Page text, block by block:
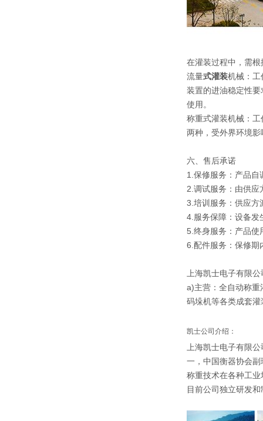
在灌装过程中，需
流量式灌装机械：工
装置的进油稳定性
使用。
称重式灌装机械：
两种，受外界环境
六、售后承诺
1.保修服务：产品自
2.调试服务：由供应
3.培训服务：供应方
4.服务保障：设备发
5.终身服务：产品使
6.配件服务：保修期
上海凯士电子有限
a)主营：全自动称重
码垛机等各类成套
凯士公司介绍：
上海凯士电子有限
一，中国衡器协会
称重技术在各种工
目前公司独立研发